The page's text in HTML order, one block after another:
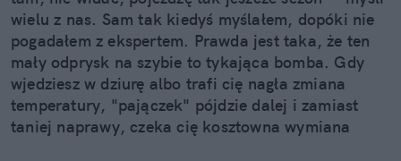
wielu z nas. Sam tak kiedyś myślałem, dopóki nie
pogadałem z ekspertem. Prawda jest taka, że ten
mały odprysk na szybie to tykająca bomba. Gdy
wjedziesz w dziurę albo trafi cię nagła zmiana
temperatury, "pajączek" pójdzie dalej i zamiast
taniej naprawy, czeka cię kosztowna wymiana